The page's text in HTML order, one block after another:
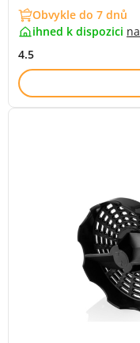
Obvykle do 7 dnů
ihned k dispozici na
4.5